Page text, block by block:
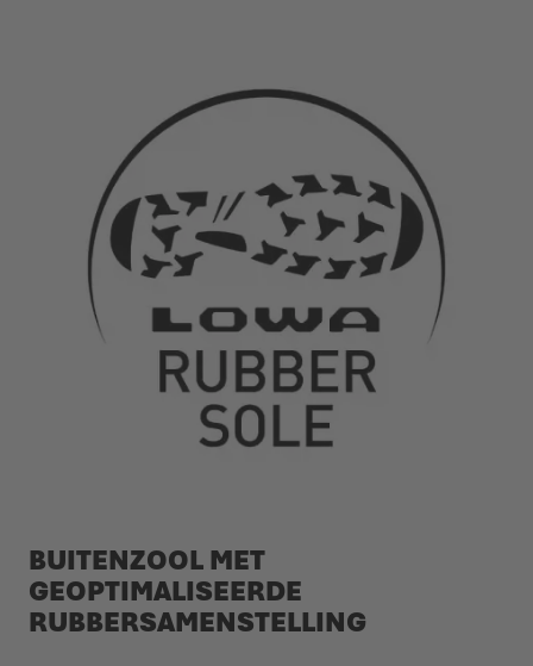
BUITENZOOL MET
GEOPTIMALISEERDE
RUBBERSAMENSTELLING